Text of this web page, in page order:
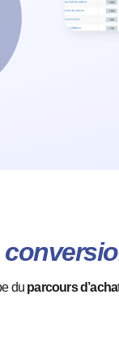
du parcours